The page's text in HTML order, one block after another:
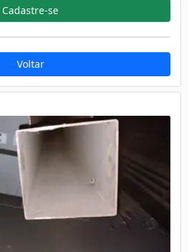
Cadastre-se
Voltar